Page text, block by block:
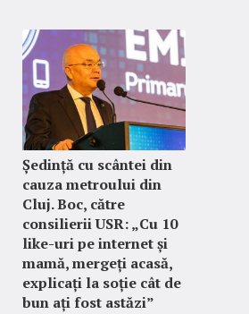
Ședință cu scântei din
cauza metroului din
Cluj. Boc, către
consilierii USR: „Cu 10
like-uri pe internet și
mamă, mergeți acasă,
explicați la soție cât de
bun ați fost astăzi”